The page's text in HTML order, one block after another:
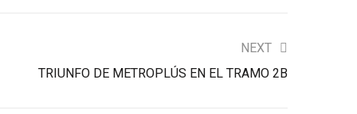
NEXT
TRIUNFO DE METROPLÚS EN EL TRAMO 2B